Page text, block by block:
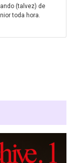
(talvez) de
toda hora.